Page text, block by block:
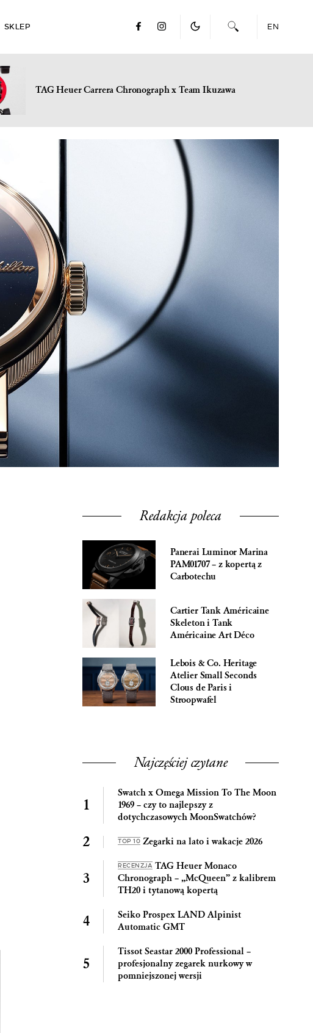
SKLEP EN
TAG Heuer Carrera Chronograph x Team Ikuzawa
Redakcja poleca
Panerai Luminor Marina
PAM01707 – z kopertą z
Carbotechu
Cartier Tank Américaine
Skeleton i Tank
Américaine Art Déco
Lebois & Co. Heritage
Atelier Small Seconds
Clous de Paris i
Stroopwafel
Najczęściej czytane
Swatch x Omega Mission To The Moon
1969 – czy to najlepszy z
dotychczasowych MoonSwatchów?
TOP 10 Zegarki na lato i wakacje 2026
RECENZJA TAG Heuer Monaco
Chronograph – „McQueen” z kalibrem
TH20 i tytanową kopertą
Seiko Prospex LAND Alpinist
Automatic GMT
Tissot Seastar 2000 Professional –
profesjonalny zegarek nurkowy w
pomniejszonej wersji